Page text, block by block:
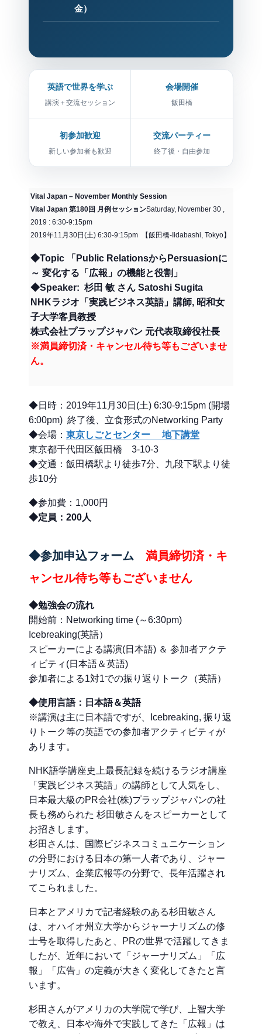
金）
英語で世界を学ぶ
講演＋交流セッション
会場開催
飯田橋
初参加歓迎
新しい参加者も歓迎
交流パーティー
終了後・自由参加
Vital Japan – November Monthly Session
Vital Japan 第180回 月例セッションSaturday, November 30 ,
2019 : 6:30-9:15pm
2019年11月30日(土) 6:30-9:15pm 【飯田橋-Iidabashi, Tokyo】
◆Topic 「Public RelationsからPersuasionに
～ 変化する「広報」の機能と役割」
◆Speaker: 杉田 敏 さん Satoshi Sugita
NHKラジオ「実践ビジネス英語」講師, 昭和女
子大学客員教授
株式会社プラップジャパン 元代表取締役社長
※満員締切済・キャンセル待ち等もございませ
ん。
◆日時：2019年11月30日(土) 6:30-9:15pm (開場
6:00pm) 終了後、立食形式のNetworking Party
◆会場： 東京しごとセンター 地下講堂
東京都千代田区飯田橋 3-10-3
◆交通：飯田橋駅より徒歩7分、九段下駅より徒
歩10分
◆参加費：1,000円
◆定員：200人
◆参加申込フォーム 満員締切済・キ
ャンセル待ち等もございません
◆勉強会の流れ
開始前：Networking time (～6:30pm)
Icebreaking(英語）
スピーカーによる講演(日本語) ＆ 参加者アクテ
ィビティ(日本語＆英語)
参加者による1対1での振り返りトーク（英語）
◆使用言語：日本語＆英語
※講演は主に日本語ですが、Icebreaking, 振り返
りトーク等の英語での参加者アクティビティが
あります。
NHK語学講座史上最長記録を続けるラジオ講座
「実践ビジネス英語」の講師として人気をし、
日本最大級のPR会社(株)プラップジャパンの社
長も務められた 杉田敏さんをスピーカーとして
お招きします。
杉田さんは、国際ビジネスコミュニケーション
の分野における日本の第一人者であり、ジャー
ナリズム、企業広報等の分野で、長年活躍され
てこられました。
日本とアメリカで記者経験のある杉田敏さん
は、オハイオ州立大学からジャーナリズムの修
士号を取得したあと、PRの世界で活躍してきま
したが、近年において「ジャーナリズム」「広
報」「広告」の定義が大きく変化してきたと言
います。
杉田さんがアメリカの大学院で学び、上智大学
で教え、日本や海外で実践してきた「広報」は